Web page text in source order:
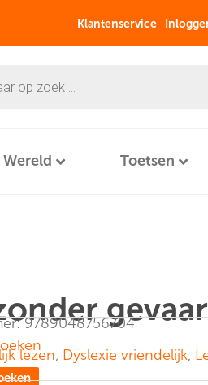
Klantenservice
Wereld Toetsen
gevaar
9789048756704
lezen, Dyslexie vriendelijk,